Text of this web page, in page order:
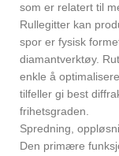
som er relatert til
Rullegitter kan
spor er fysisk
diamantverktøy.
enkle å
tilfeller gi best
frihetsgraden.
Spredning,
Den primære